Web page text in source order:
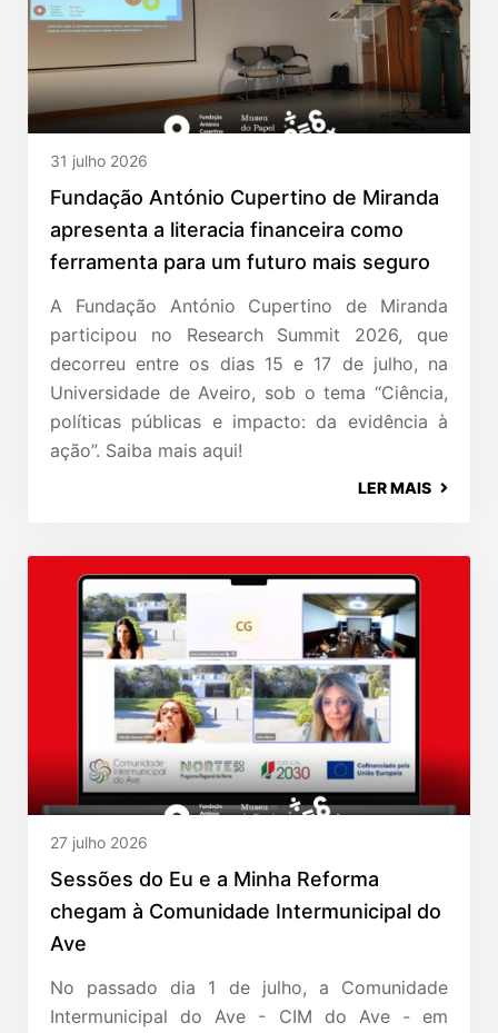
31 julho 2026
Fundação António Cupertino de Miranda
apresenta a literacia financeira como
ferramenta para um futuro mais seguro
A Fundação António Cupertino de Miranda
participou no Research Summit 2026, que
decorreu entre os dias 15 e 17 de julho, na
Universidade de Aveiro, sob o tema “Ciência,
políticas públicas e impacto: da evidência à
ação”. Saiba mais aqui!
LER MAIS
27 julho 2026
Sessões do Eu e a Minha Reforma
chegam à Comunidade Intermunicipal do
Ave
No passado dia 1 de julho, a Comunidade
Intermunicipal do Ave - CIM do Ave - em